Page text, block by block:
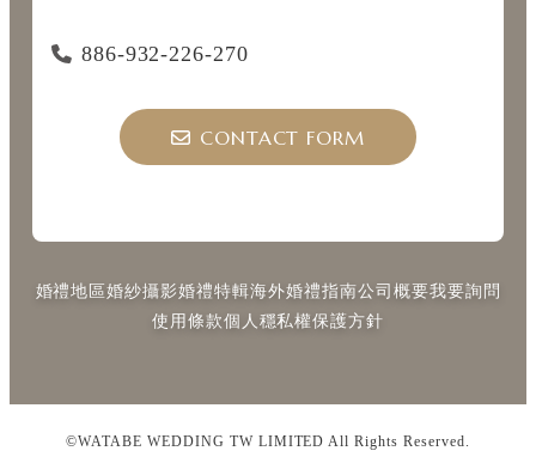
886-932-226-270
CONTACT FORM
婚禮地區婚紗攝影婚禮特輯海外婚禮指南公司概要我要詢問
使用條款個人穩私權保護方針
©WATABE WEDDING TW LIMITED All Rights Reserved.